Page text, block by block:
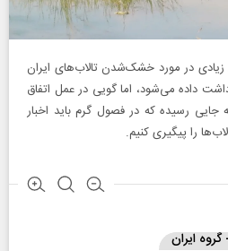
در مورد خشک‌شدن تالاب‌های ایران
داده می‌شود، اما گویی در عمل اتفاق
رسیده که در فصول گرم باید اخبار
را پیگیری کنیم.
ایران